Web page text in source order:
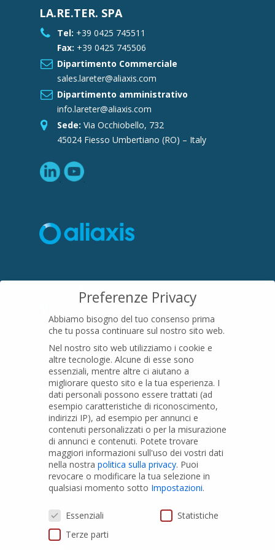
LA.RE.TER. SPA
Tel: +39 0425 745511
Fax: +39 0425 745506
Dipartimento Commerciale
sales.lareter@aliaxis.com
Dipartimento amministrativo
info.lareter@aliaxis.com
Sede: Via Occhiobello, 732
45024 Fiesso Umbertiano (RO) – Italy
16015 Casella (GE) – Italy
01079200299
PRODOTTI
Tubi PVC
Raccordi PVC
Tubi e Raccordi in PVC-A
Pozzi Artesiani
Preferenze Privacy
Abbiamo bisogno del tuo consenso prima
che tu possa continuare sul nostro sito web.
Nel nostro sito web utilizziamo i cookie e
altre tecnologie. Alcune di esse sono
essenziali, mentre altre ci aiutano a
migliorare questo sito e la tua esperienza. I
dati personali possono essere trattati (ad
esempio caratteristiche di riconoscimento,
indirizzi IP), ad esempio per annunci e
contenuti personalizzati o per la misurazione
di annunci e contenuti. Potete trovare
maggiori informazioni sull'uso dei vostri dati
nella nostra politica sulla privacy. Puoi
revocare o modificare la tua selezione in
qualsiasi momento sotto Impostazioni.
Preferenze Privacy
Essenziali
Statistiche
Terze parti